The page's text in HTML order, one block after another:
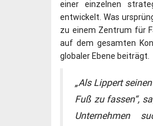
einer einzelnen
entwickelt. Was
zu einem Zentrum für
auf dem gesamten
globaler Ebene beiträgt.
„Als Lippert
Fuß zu fassen“,
Unternehmen